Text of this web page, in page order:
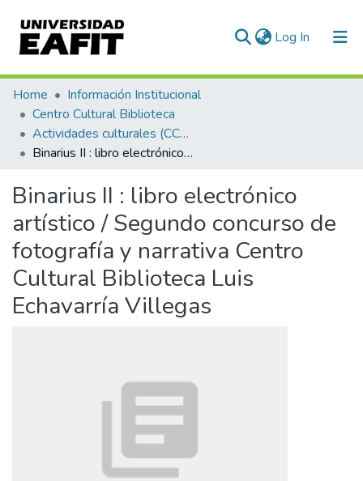
Log In (current)
Communities & Collections
All of DSpace
Statistics
Home
Información Institucional
Centro Cultural Biblioteca
Actividades culturales (CCBLEV)
Binarius II : libro electrónico artístico / Segundo concurso de fotografía y narrativa Centro Cultural Biblioteca Luis Echavarría Villegas
Binarius II : libro electrónico
artístico / Segundo concurso de
fotografía y narrativa Centro
Cultural Biblioteca Luis
Echavarría Villegas